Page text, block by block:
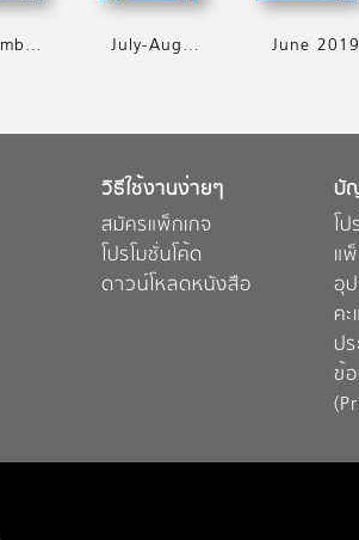
September-October 2019 July-August 2019 June 2019
วิธีใช้งานง่ายๆ
สมัครแพ็กเกจ
โปรโมชั่นโค้ด
ดาวน์โหลดหนังสือ
บั
โ
แ
อุ
ค
ป
ข้